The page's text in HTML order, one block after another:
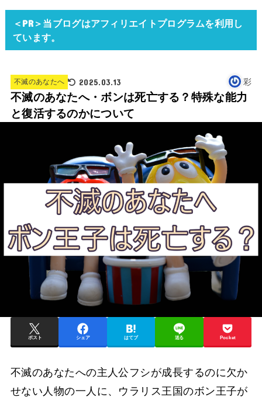
＜PR＞当ブログはアフィリエイトプログラムを利用し
ています。
不滅のあなたへ 2025.03.13 彩
不滅のあなたへ・ボンは死亡する？特殊な能力
と復活するのかについて
ポスト シェア はてブ 送る Pocket
不滅のあなたへの主人公フシが成長するのに欠か
せない人物の一人に、ウラリス王国のボン王子が